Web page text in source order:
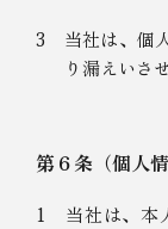
3
当社は、個
り漏えいさ
第６条（個人
1
当社は、本